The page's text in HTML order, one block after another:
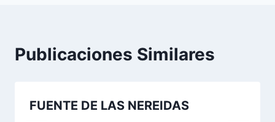
Publicaciones Similares
FUENTE DE LAS NEREIDAS